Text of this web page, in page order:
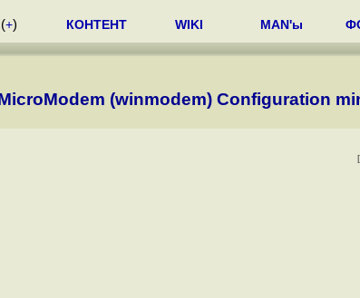
(+) КОНТЕНТ WIKI MAN'ы
(winmodem) Configuration
[